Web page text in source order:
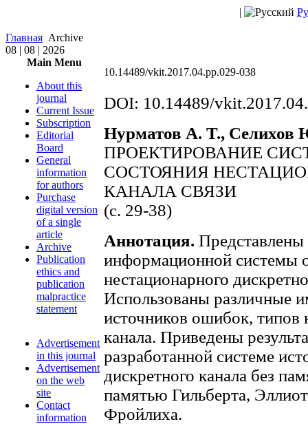
|
Главная Archive
08 | 08 | 2026
Main Menu
About this
journal
Current Issue
Subscription
Editorial
Board
General
information
for authors
Purchase
digital version
of a single
article
Archive
Publication
ethics and
publication
malpractice
statement
Advertisement
in this journal
Advertisement
on the web
site
Contact
information
10.14489/vkit.2017.04.pp.029-038
DOI: 10.14489/
Нурматов А. Т., Селихов
ПРОЕКТИРОВАНИЕ
СОСТОЯНИЯ
КАНАЛА СВЯЗИ
(c. 29-38)
Аннотация. Представлены
информационной системы
нестационарного
Использованы различные
источников ошибок, типов
канала. Приведены
разработанной системе
дискретного канала без
памятью Гильберта,
Фройлиха.